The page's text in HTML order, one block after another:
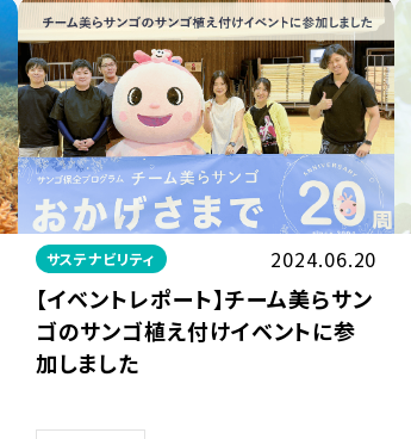
サステナビリティ 2024.06.20
【イベントレポート】チーム美らサン
ゴのサンゴ植え付けイベントに参
加しました